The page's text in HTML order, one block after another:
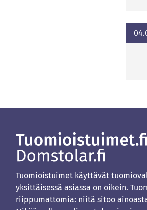
Tuomioistuimet käyttävät
yksittäisessä asiassa on oikein.
riippumattomia: niitä sitoo